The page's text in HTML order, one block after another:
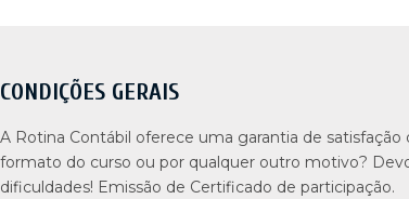
CONDIÇÕES GERAIS
A Rotina Contábil oferece uma garantia de satisfação
formato do curso ou por qualquer outro motivo?
dificuldades! Emissão de Certificado de participação.